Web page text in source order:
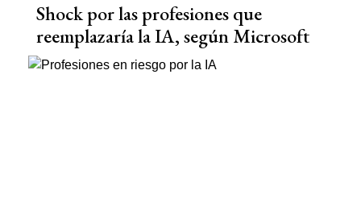
Shock por las profesiones que
reemplazaría la IA, según Microsoft